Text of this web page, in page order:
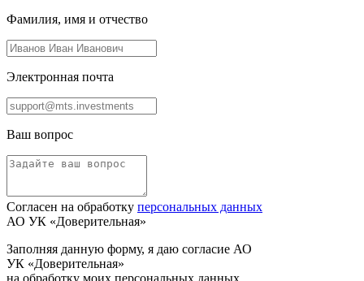
Фамилия, имя и отчество
Электронная почта
Ваш вопрос
Согласен на обработку персональных данных
АО УК «Доверительная»
Заполняя данную форму, я даю согласие АО
УК «Доверительная»